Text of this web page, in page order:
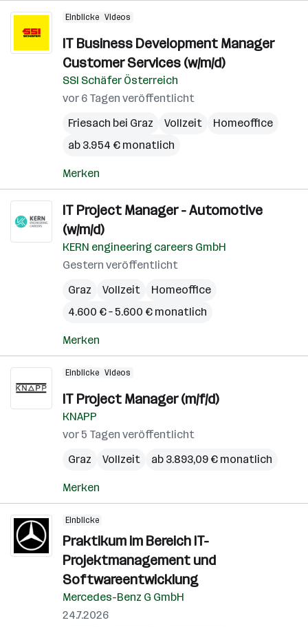
Einblicke Videos
IT Business Development Manager
Customer Services (w/m/d)
SSI Schäfer Österreich
vor 6 Tagen veröffentlicht
Friesach bei Graz
Vollzeit
Homeoffice
ab 3.954 € monatlich
Merken
IT Project Manager - Automotive
(w/m/d)
KERN engineering careers GmbH
Gestern veröffentlicht
Graz
Vollzeit
Homeoffice
4.600 € – 5.600 € monatlich
Merken
Einblicke Videos
IT Project Manager (m/f/d)
KNAPP
vor 5 Tagen veröffentlicht
Graz
Vollzeit ab 3.893,09 € monatlich
Merken
Einblicke
Praktikum im Bereich IT-
Projektmanagement und
Softwareentwicklung
Mercedes-Benz G GmbH
24.7.2026